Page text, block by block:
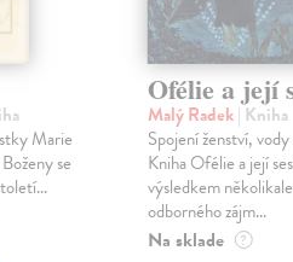
Marie
se
Ofélie a její
Malý Radek| Kniha
Spojení ženství,
Kniha Ofélie a její
výsledkem
odborného zájm...
Na sklade ?